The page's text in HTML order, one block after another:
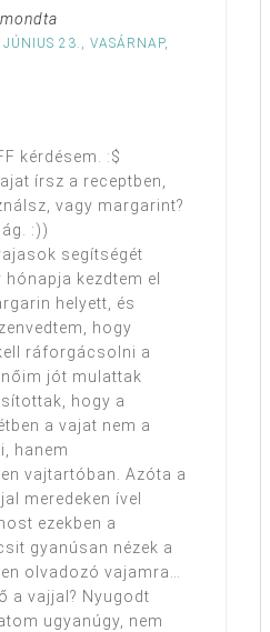
mondta
23., VASÁRNAP,
kérdésem. :$
írsz a receptben,
vagy margarint?
:))
segítségét
hónapja kezdtem el
helyett, és
hogy
ráforgácsolni a
jót mulattak
hogy a
a vajat nem a
hanem
vajtartóban. Azóta a
meredeken ível
ezekben a
gyanúsan nézek a
olvadozó vajamra…
a vajjal? Nyugodt
ugyanúgy, nem